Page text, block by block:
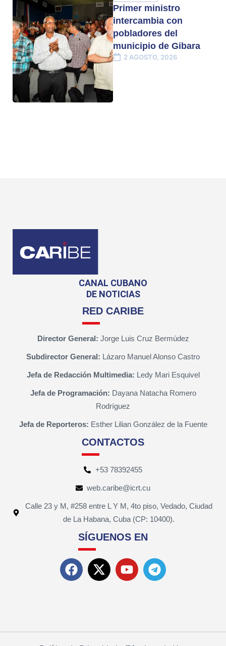
Primer ministro
intercambia con
pobladores del
municipio de Gibara
2 AGOSTO, 2026
CANAL CUBANO
DE NOTICIAS
RED CARIBE
Director General: Jorge Luis Cruz Bermúdez
Subdirector General: Lázaro Manuel Alonso Castro
Jefa de Redacción Multimedia: Ledy Mari Esquivel
Jefa de Programación: Dayana Natacha Romero
Rodríguez
Jefa de Reporteros: Esther Lilian González de la Fuente
CONTACTOS
+53 78392455
web.caribe@icrt.cu
Calle 23 y M, #258 entre L Y M, 4to piso, Vedado, Ciudad
de La Habana, Cuba (CP: 10400).
SÍGUENOS EN